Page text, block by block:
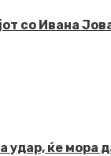
со Ивана
удар, ќе мора